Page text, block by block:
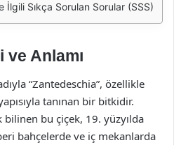
İlgili Sıkça Sorulan Sorular (SSS)
ve Anlamı
“Zantedeschia”, özellikle
tanınan bir bitkidir.
bilinen bu çiçek, 19. yüzyılda
bahçelerde ve iç mekanlarda